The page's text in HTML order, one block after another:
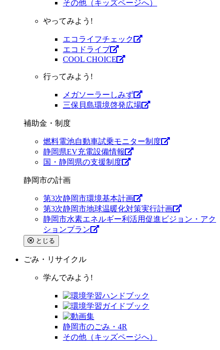
その他（キッズページへ）
やってみよう!
エコライフチェック
エコドライブ
COOL CHOICE
行ってみよう!
メガソーラーしみず
三保貝島環境啓発広場
補助金・制度
燃料電池自動車試乗モニター制度
静岡県EV充電設備情報
国・静岡県の支援制度
静岡市の計画
第3次静岡市環境基本計画
第3次静岡市地球温暖化対策実行計画
静岡市水素エネルギー利活用促進ビジョン・アク
ションプラン
とじる
ごみ・リサイクル
学んでみよう!
静岡市のごみ・4R
その他（キッズページへ）